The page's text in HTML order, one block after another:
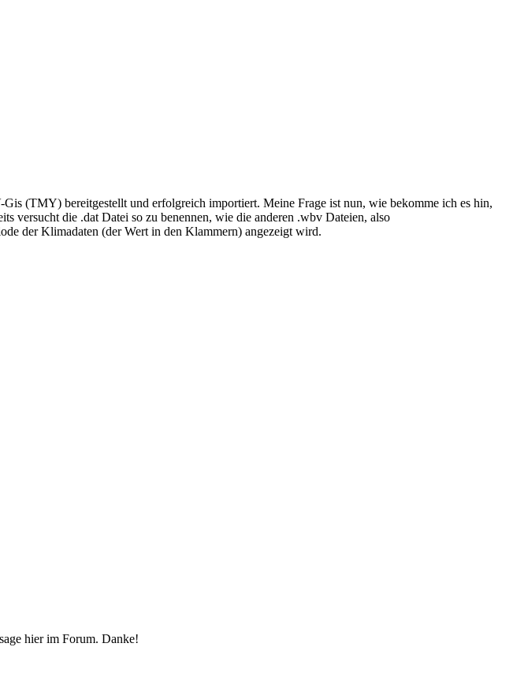
(TMY) bereitgestellt und erfolgreich importiert. Meine Frage ist nun, wie bekomme ich es hin,
versucht die .dat Datei so zu benennen, wie die anderen .wbv Dateien, also
der Klimadaten (der Wert in den Klammern) angezeigt wird.
hier im Forum. Danke!